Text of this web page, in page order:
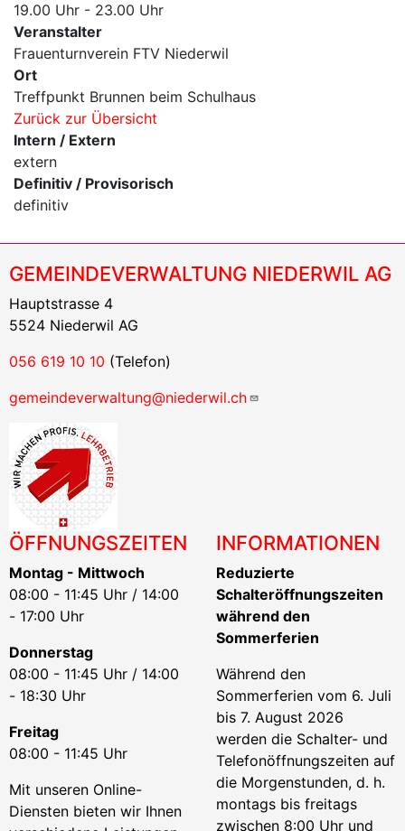
19.00 Uhr - 23.00 Uhr
Veranstalter
Frauenturnverein FTV Niederwil
Ort
Treffpunkt Brunnen beim Schulhaus
Zurück zur Übersicht
Intern / Extern
extern
Definitiv / Provisorisch
definitiv
GEMEINDEVERWALTUNG NIEDERWIL AG
Hauptstrasse 4
5524 Niederwil AG
056 619 10 10 (Telefon)
gemeindeverwaltung@niederwil.ch
ÖFFNUNGSZEITEN
Montag - Mittwoch
08:00 - 11:45 Uhr / 14:00
- 17:00 Uhr
Donnerstag
08:00 - 11:45 Uhr / 14:00
- 18:30 Uhr
Freitag
08:00 - 11:45 Uhr
Mit unseren Online-
Diensten bieten wir Ihnen
INFORMATIONEN
Reduzierte
Schalteröffnungszeiten
während den
Sommerferien
Während den
Sommerferien vom 6. Juli
bis 7. August 2026
werden die Schalter- und
Telefonöffnungszeiten auf
die Morgenstunden, d. h.
montags bis freitags
zwischen 8:00 Uhr und